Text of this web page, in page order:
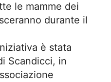
le mamme dei
durante il
è stata
Scandicci, in